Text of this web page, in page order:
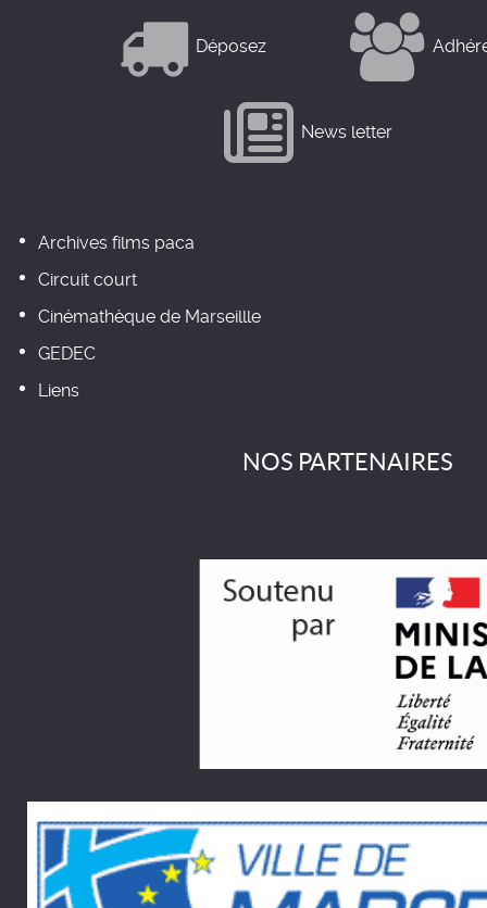
Déposez
News letter
Archives films paca
Circuit court
Cinémathèque de Marseillle
GEDEC
Liens
NOS PARTENAIRES